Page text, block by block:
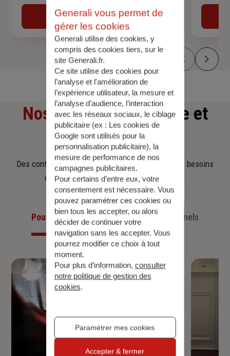
Obtenir une estimation
Nos offresd'assurance et
d'épargne
Des contrats clairs et flexibles pour sécuriser vos besoins
d’aujourd’hui et anticiper ceux de demain.
Pour les particuliersPour les professionnels
Generali vous permet de
gérer les cookies
Generali utilise des cookies, y
compris des cookies tiers, sur le
site Generali.fr.
Ce site utilise des cookies pour
l’analyse et l'amélioration de
l’expérience utilisateur, la mesure et
l’analyse d’audience, l’interaction
avec les réseaux sociaux, le ciblage
publicitaire (ex : Les cookies de
Google sont utilisés pour la
personnalisation publicitaire), la
mesure de performance de nos
campagnes publicitaires.
Pour certains d’entre eux, votre
consentement est nécessaire. Vous
pouvez paramétrer ces cookies ou
bien tous les accepter, ou alors
décider de continuer votre
navigation sans les accepter. Vous
pourrez modifier ce choix à tout
moment.
Pour plus d’information, consulter
notre politique de gestion des
cookies.
Paramétrer mes cookies
Accepter & fermer